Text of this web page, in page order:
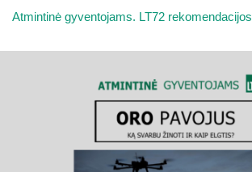
Atmintinė gyventojams. LT72 rekomendacijos